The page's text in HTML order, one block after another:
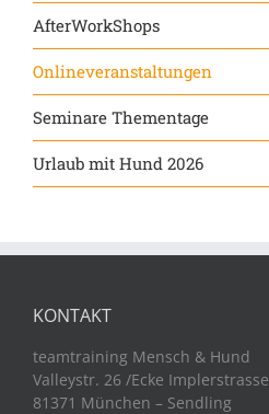
AfterWorkShops
Onlineveranstaltungen
Seminare Thementage
Urlaub mit Hund 2026
KONTAKT
teamtraining Mensch & Hund
Valleystr. 26 /Ecke Implerstrasse
81371 München – Sendling